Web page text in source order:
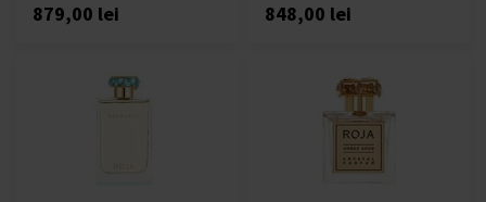
879,00 lei 848,00 lei